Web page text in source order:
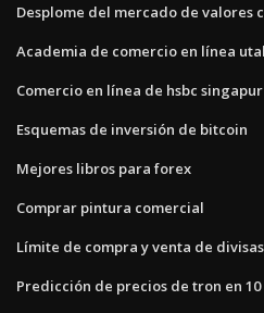
Desplome del mercado de valores
Academia de comercio en línea
Comercio en línea de hsbc singapur
Esquemas de inversión de bitcoin
Mejores libros para forex
Comprar pintura comercial
Límite de compra y venta de divisas
Predicción de precios de tron ​​en 10